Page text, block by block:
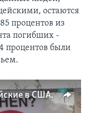
остаются
процентов из
погибших -
процентов были
WP: За прошлый год полицейские в США застрелили более тысячи человек